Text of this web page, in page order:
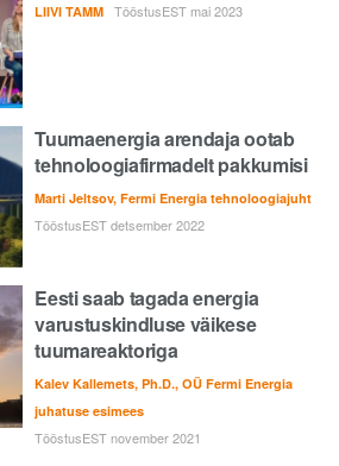
LIIVI TAMM TööstusEST mai 2023
Tuumaenergia arendaja ootab
tehnoloogiafirmadelt pakkumisi
Marti Jeltsov, Fermi Energia tehnoloogiajuht
TööstusEST detsember 2022
Eesti saab tagada energia
varustuskindluse väikese
tuumareaktoriga
Kalev Kallemets, Ph.D., OÜ Fermi Energia
juhatuse esimees
TööstusEST november 2021